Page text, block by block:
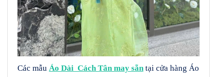
Các mẫu Áo Dài Cách Tân may sẵntại cửa hàng Áo